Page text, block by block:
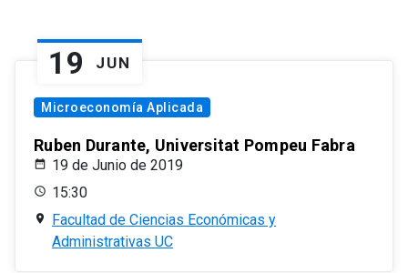
19 JUN
Microeconomía Aplicada
Ruben Durante, Universitat Pompeu Fabra
19 de Junio de 2019
15:30
Facultad de Ciencias Económicas y
Administrativas UC